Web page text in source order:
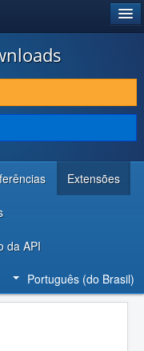
Extensões
da API
Português (do Brasil)